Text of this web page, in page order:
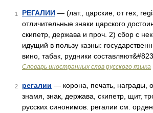
1 РЕГАЛИИ — (лат., царские, от rex,
отличительные знаки царского
скипетр, держава и проч. 2) сбор с
идущий в пользу казны:
вино, табак, рудники
Словарь иностранных слов русского языка
2 регалии — корона, печать, награды,
знамя, знак, держава, скипетр, щит,
русских синонимов. регалии см.